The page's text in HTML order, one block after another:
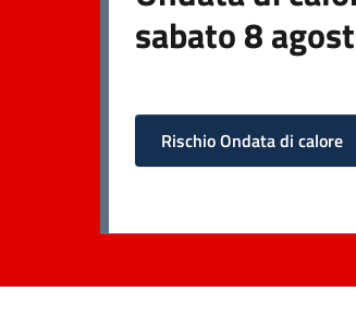
sabato 8
Rischio Ondata di calore